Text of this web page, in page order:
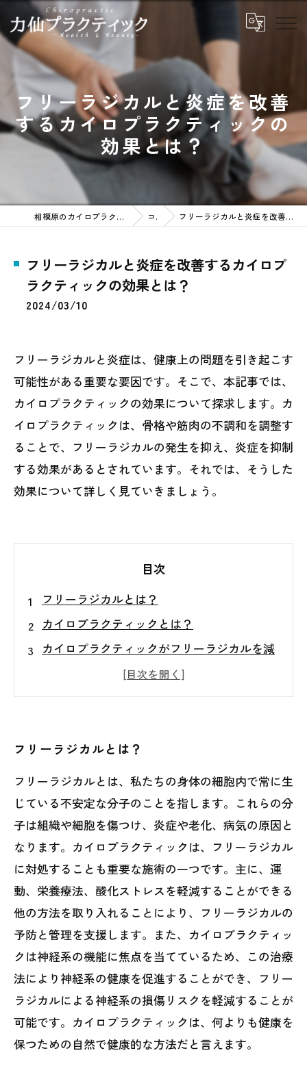
フリーラジカルと炎症を改善
するカイロプラクティックの
効果とは？
相模原のカイロプラクティックなら力仙プラクティック コラム フリーラジカルと炎症を改善するカイロプラクティックの効果とは？
フリーラジカルと炎症を改善するカイロプ
ラクティックの効果とは？
2024/03/10
フリーラジカルと炎症は、健康上の問題を引き起こす
可能性がある重要な要因です。そこで、本記事では、
カイロプラクティックの効果について探求します。カ
イロプラクティックは、骨格や筋肉の不調和を調整す
ることで、フリーラジカルの発生を抑え、炎症を抑制
する効果があるとされています。それでは、そうした
効果について詳しく見ていきましょう。
目次
フリーラジカルとは？
カイロプラクティックとは？
カイロプラクティックがフリーラジカルを減
カイロプラクティックが炎症を緩和する仕組
カイロプラクティックで健康な体を維持する
フリーラジカルとは？
フリーラジカルとは、私たちの身体の細胞内で常に生
じている不安定な分子のことを指します。これらの分
子は組織や細胞を傷つけ、炎症や老化、病気の原因と
なります。カイロプラクティックは、フリーラジカル
に対処することも重要な施術の一つです。主に、運
動、栄養療法、酸化ストレスを軽減することができる
他の方法を取り入れることにより、フリーラジカルの
予防と管理を支援します。また、カイロプラクティッ
クは神経系の機能に焦点を当てているため、この治療
法により神経系の健康を促進することができ、フリー
ラジカルによる神経系の損傷リスクを軽減することが
可能です。カイロプラクティックは、何よりも健康を
保つための自然で健康的な方法だと言えます。